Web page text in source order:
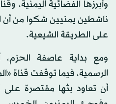
وأبرزها الفضائية اليمنية،
ناشطين يمنيين شكوا من أن
على الطريقة الشيعية.
ومع بداية عاصفة
الرسمية، فيما توقفت قناة
أن تعاود بثها مقتصرة على